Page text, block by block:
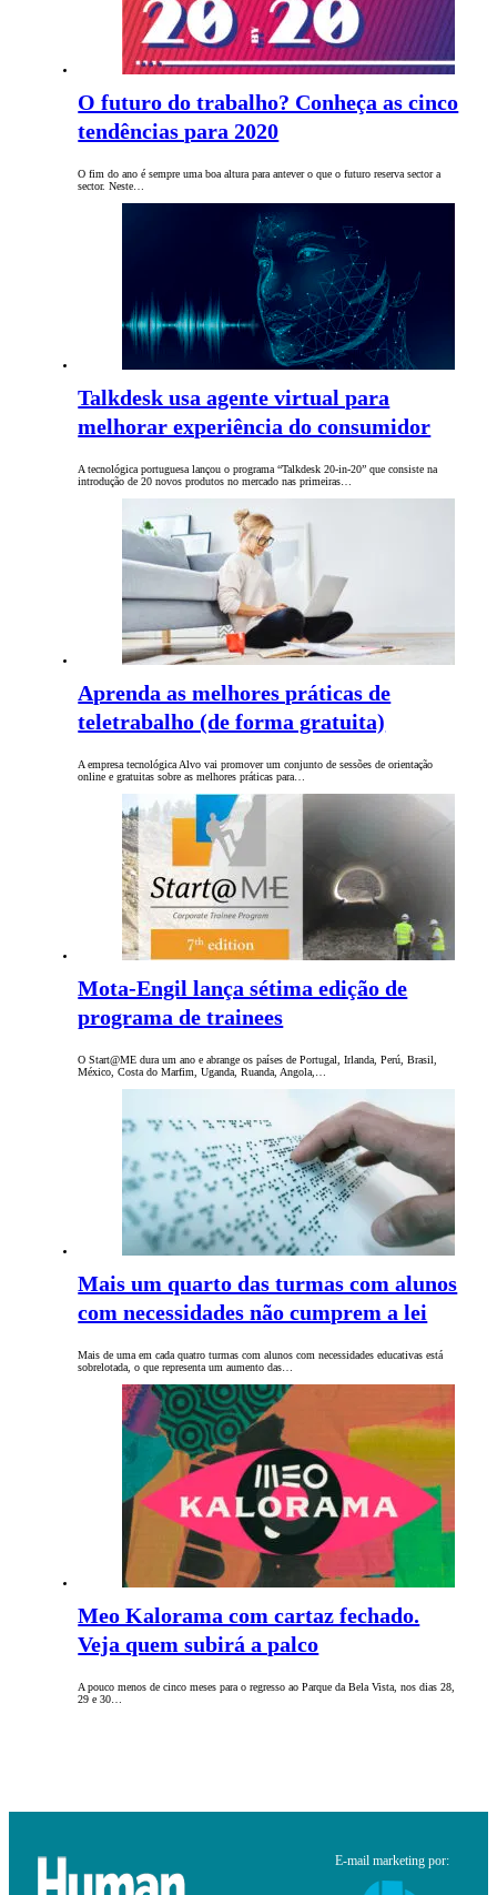
O futuro do trabalho? Conheça as cinco
tendências para 2020
O fim do ano é sempre uma boa altura para antever o que o futuro reserva sector a
sector. Neste…
Talkdesk usa agente virtual para
melhorar experiência do consumidor
A tecnológica portuguesa lançou o programa “Talkdesk 20-in-20” que consiste na
introdução de 20 novos produtos no mercado nas primeiras…
Aprenda as melhores práticas de
teletrabalho (de forma gratuita)
A empresa tecnológica Alvo vai promover um conjunto de sessões de orientação
online e gratuitas sobre as melhores práticas para…
Mota-Engil lança sétima edição de
programa de trainees
O Start@ME dura um ano e abrange os países de Portugal, Irlanda, Perú, Brasil,
México, Costa do Marfim, Uganda, Ruanda, Angola,…
Mais um quarto das turmas com alunos
com necessidades não cumprem a lei
Mais de uma em cada quatro turmas com alunos com necessidades educativas está
sobrelotada, o que representa um aumento das…
Meo Kalorama com cartaz fechado.
Veja quem subirá a palco
A pouco menos de cinco meses para o regresso ao Parque da Bela Vista, nos dias 28,
29 e 30…
E-mail marketing por: